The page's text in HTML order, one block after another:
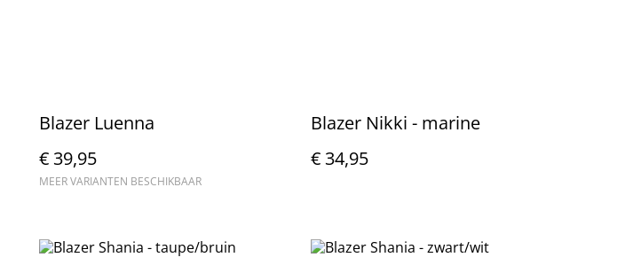
Blazer Luenna
€ 39,95
MEER VARIANTEN BESCHIKBAAR
Blazer Nikki - marine
€ 34,95